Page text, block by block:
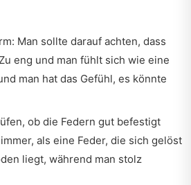
Man sollte darauf achten, dass
eng und man fühlt sich wie eine
man hat das Gefühl, es könnte
ob die Federn gut befestigt
als eine Feder, die sich gelöst
liegt, während man stolz